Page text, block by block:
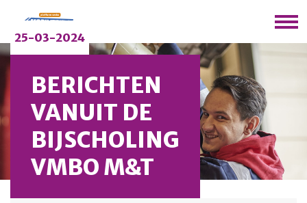
25-03-2024
BERICHTEN
VANUIT DE
BIJSCHOLING
VMBO M&T